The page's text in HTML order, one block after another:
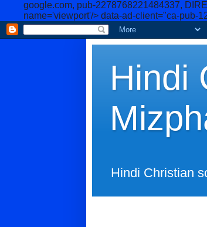
google.com, pub-2278768221484337,
name='viewport'/> data-ad-client="ca-pub-
Hindi
Hindi Christian